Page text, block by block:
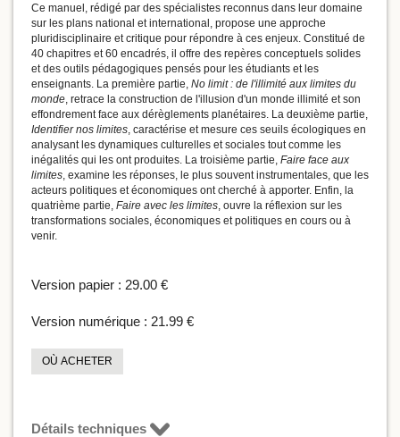
Ce manuel, rédigé par des spécialistes reconnus dans leur domaine
sur les plans national et international, propose une approche
pluridisciplinaire et critique pour répondre à ces enjeux. Constitué de
40 chapitres et 60 encadrés, il offre des repères conceptuels solides
et des outils pédagogiques pensés pour les étudiants et les
enseignants. La première partie, No limit : de l'illimité aux limites du
monde, retrace la construction de l'illusion d'un monde illimité et son
effondrement face aux dérèglements planétaires. La deuxième partie,
Identifier nos limites, caractérise et mesure ces seuils écologiques en
analysant les dynamiques culturelles et sociales tout comme les
inégalités qui les ont produites. La troisième partie, Faire face aux
limites, examine les réponses, le plus souvent instrumentales, que les
acteurs politiques et économiques ont cherché à apporter. Enfin, la
quatrième partie, Faire avec les limites, ouvre la réflexion sur les
transformations sociales, économiques et politiques en cours ou à
venir.
Version papier : 29.00 €
Version numérique : 21.99 €
OÙ ACHETER
Détails techniques